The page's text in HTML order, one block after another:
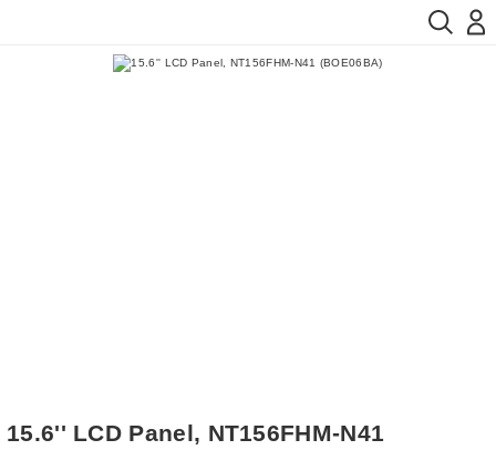
15.6'' LCD Panel, NT156FHM-N41